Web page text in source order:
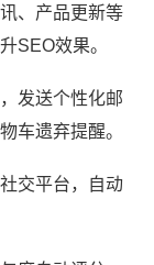
、产品更新等
SEO效果。
发送个性化邮
车遗弃提醒。
交平台，自动